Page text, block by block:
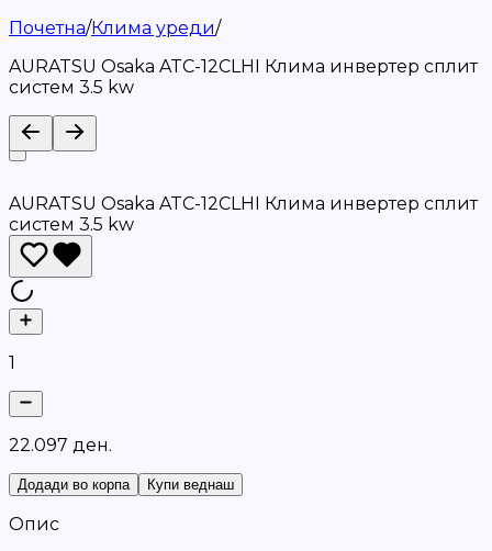
Почетна/Клима уреди/
AURATSU Osaka ATC-12CLHI Клима инвертер сплит
систем 3.5 kw
AURATSU Osaka ATC-12CLHI Клима инвертер сплит
систем 3.5 kw
1
22.097 ден.
Додади во корпа Купи веднаш
Опис